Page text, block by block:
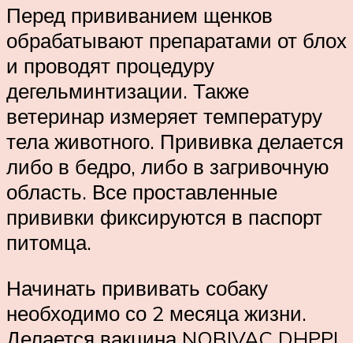
Перед прививанием щенков
обрабатывают препаратами от блох
и проводят процедуру
дегельминтизации. Также
ветеринар измеряет температуру
тела животного. Прививка делается
либо в бедро, либо в загривочную
область. Все проставленные
прививки фиксируются в паспорт
питомца.
Начинать прививать собаку
необходимо со 2 месяца жизни.
Делается вакцина NOBIVAC DHPPI